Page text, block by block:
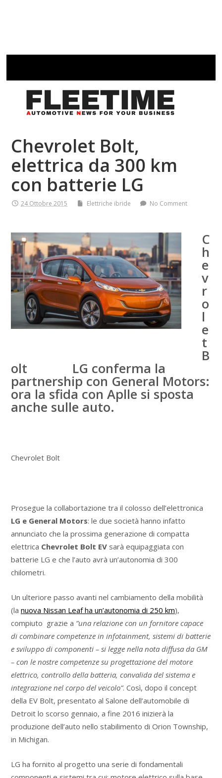
Chevrolet Bolt,
elettrica da 300 km
con batterie LG
24 Ottobre 2015 Elettriche ibride No Comment
C
h
e
v
r
o
l
e
t
B
olt LG conferma la
partnership con General Motors:
ora la sfida con Aplle si sposta
anche sulle auto.
Chevrolet Bolt
Prosegue la collabortazione tra il colosso dell’elettronica
LG e General Motors: le due società hanno infatto
annunciato che la prossima generazione di compatta
elettrica Chevrolet Bolt EVsarà equipaggiata con
batterie LG e che l’auto avrà un’autonomia di 300
chilometri.
Un ulteriore passo avanti nel cambiamento della mobilità
(la nuova Nissan Leaf ha un’autonomia di 250 km),
compiuto grazie a ”una relazione con un fornitore capace
di combinare competenze in infotainment, sistemi di batterie
e sviluppo di componenti – si legge nella nota diffusa da GM
– con le nostre competenze su progettazione del motore
elettrico, controllo della batteria, convalida del sistema e
integrazione nel corpo del veicolo”. Così, dopo il concept
della EV Bolt, presentato al Salone dell’automobile di
Detroit lo scorso gennaio, a fine 2016 inizierà la
produzione dell’auto nello stabilimento di Orion Township,
in Michigan.
LG ha fornito al progetto una serie di fondamentali